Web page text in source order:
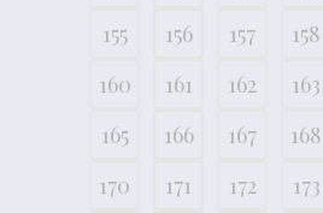
155
156 157 158
160
161 162 163
165
166 167 168
170
171 172 173